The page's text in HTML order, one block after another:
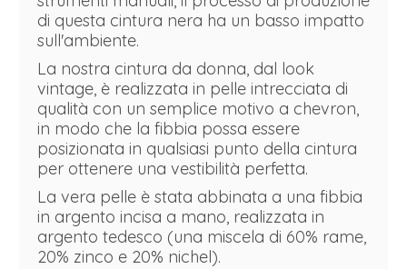
di questa cintura nera ha un basso impatto
sull'ambiente.
La nostra cintura da donna, dal look
vintage, è realizzata in pelle intrecciata di
qualità con un semplice motivo a chevron,
in modo che la fibbia possa essere
posizionata in qualsiasi punto della cintura
per ottenere una vestibilità perfetta.
La vera pelle è stata abbinata a una fibbia
in argento incisa a mano, realizzata in
argento tedesco (una miscela di 60% rame,
20% zinco e 20% nichel).